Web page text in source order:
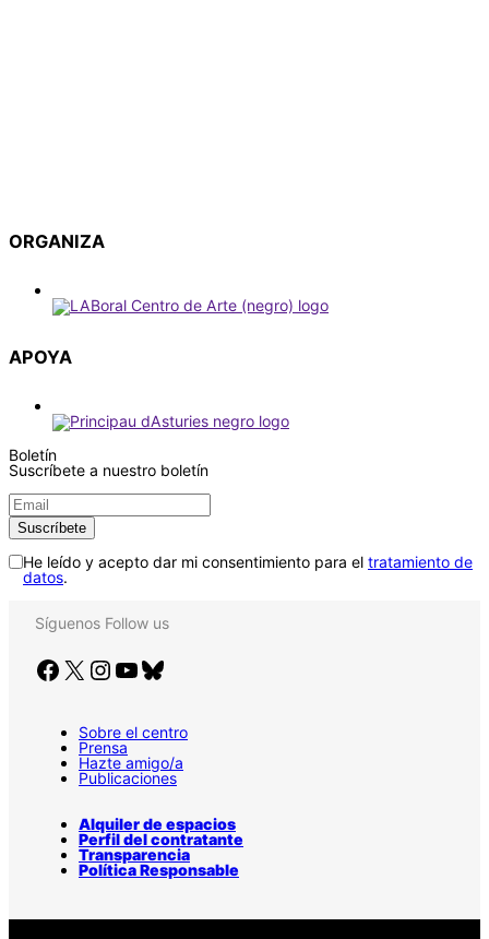
ORGANIZA
APOYA
Boletín
Suscríbete a nuestro boletín
He leído y acepto dar mi consentimiento para el tratamiento de
datos.
Síguenos Follow us
Facebook X Instagram YouTube Bluesky
Sobre el centro
Prensa
Hazte amigo/a
Publicaciones
Alquiler de espacios
Perfil del contratante
Transparencia
Política Responsable